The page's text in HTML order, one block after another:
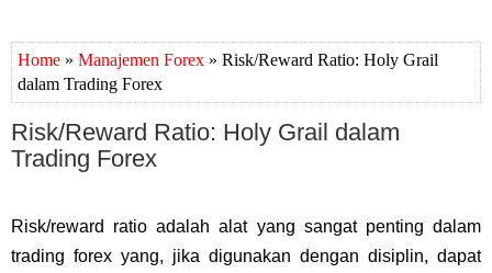
Home » Manajemen Forex » Risk/Reward Ratio: Holy Grail
dalam Trading Forex
Risk/Reward Ratio: Holy Grail dalam
Trading Forex
Risk/reward ratio adalah alat yang sangat penting dalam
trading forex yang, jika digunakan dengan disiplin, dapat